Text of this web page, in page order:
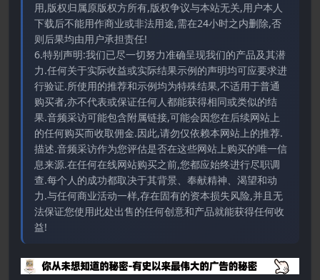
用,版权归属原版权方所有,版权争议与本站无关,用户本人
下载后不能用作商业或非法用途,需在24小时之内删除,否
则后果均由用户承担责任!
6.特别声明:我们已尽一切努力准确呈现我们的产品及其潜
力.任何关于实际收益或实际结果示例的声明均可应要求进
行验证.所使用的推荐和示例均为特殊结果,不适用于普通
购买者,亦不代表或保证任何人都能获得相同或类似的结
果.音频采访可能包含附属链接,可能会因您在后续网站上
的任何购买而收取佣金.因此,请勿仅依赖本网站上的推荐.
描述.音频采访作为您评估是否在这些网站上购买的唯一信
息来源.在任何在线网站购买之前,您都应始终进行尽职调
查.每个人的成功都取决于其背景、奉献精神、渴望和动
力.与任何商业活动一样,存在固有的资本损失风险,并且无
法保证您使用此处出售的任何创意和产品就能获得任何收
益!